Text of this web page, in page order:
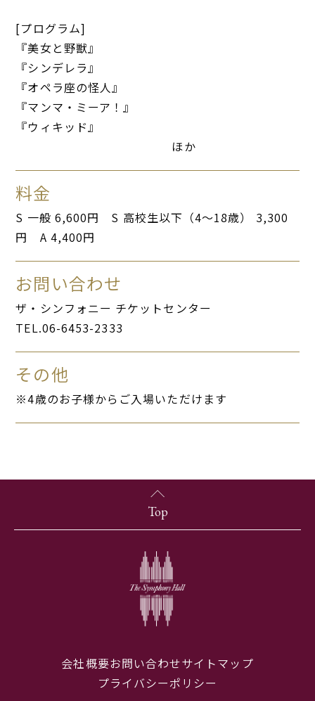
[プログラム]
『美女と野獣』
『シンデレラ』
『オペラ座の怪人』
『マンマ・ミーア！』
『ウィキッド』
ほか
料金
S 一般 6,600円 S 高校生以下（4～18歳） 3,300
円 A 4,400円
お問い合わせ
ザ・シンフォニー チケットセンター
TEL.06-6453-2333
その他
※4歳のお子様からご入場いただけます
Top
会社概要お問い合わせサイトマップ
プライバシーポリシー